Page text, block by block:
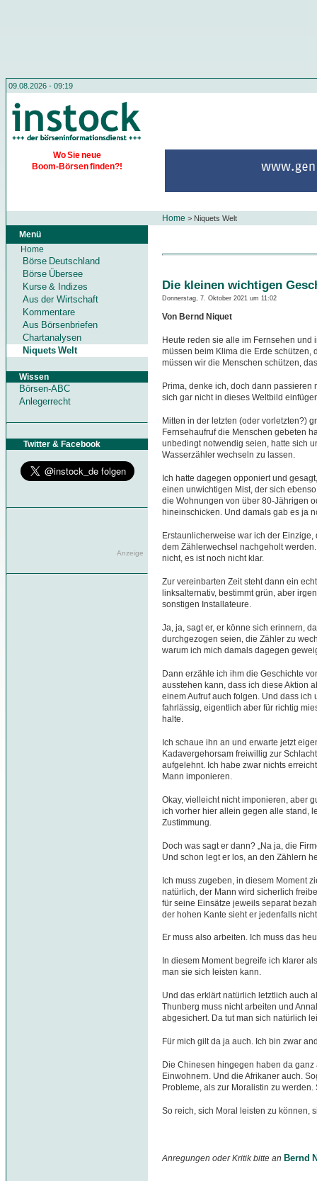
09.08.2026 - 09:19
Wo Sie neue
Boom-Börsen finden?!
Home > Niquets Welt
Menü
Home
Börse Deutschland
Börse Übersee
Kurse & Indizes
Aus der Wirtschaft
Kommentare
Aus Börsenbriefen
Chartanalysen
Niquets Welt
Wissen
Börsen-ABC
Anlegerrecht
Twitter & Facebook
Anzeige
Die kleinen wichtigen
Donnerstag, 7. Oktober 2021 um 11:02
Von Bernd Niquet
Heute reden sie alle im Fernsehen und
müssen beim Klima die Erde schützen,
müssen wir die Menschen schützen,
Prima, denke ich, doch dann
sich gar nicht in dieses Weltbild
Mitten in der letzten (oder vorletzten?)
Fernsehaufruf die Menschen gebeten
unbedingt notwendig seien, hatte sich
Wasserzähler wechseln zu lassen.
Ich hatte dagegen opponiert und
einen unwichtigen Mist, der sich
die Wohnungen von über 80-Jährigen
hineinschicken. Und damals gab es ja
Erstaunlicherweise war ich der
dem Zählerwechsel nachgeholt
nicht, es ist noch nicht klar.
Zur vereinbarten Zeit steht dann ein
linksalternativ, bestimmt grün, aber
sonstigen Installateure.
Ja, ja, sagt er, er könne sich erinnern,
durchgezogen seien, die Zähler zu
warum ich mich damals dagegen
Dann erzähle ich ihm die Geschichte
ausstehen kann, dass ich diese Aktion
einem Aufruf auch folgen. Und dass
fahrlässig, eigentlich aber für richtig
halte.
Ich schaue ihn an und erwarte jetzt
Kadavergehorsam freiwillig zur
aufgelehnt. Ich habe zwar nichts
Mann imponieren.
Okay, vielleicht nicht imponieren, aber
ich vorher hier allein gegen alle stand,
Zustimmung.
Doch was sagt er dann? „Na ja, die
Und schon legt er los, an den Zählern
Ich muss zugeben, in diesem Moment
natürlich, der Mann wird sicherlich
für seine Einsätze jeweils separat
der hohen Kante sieht er jedenfalls
Er muss also arbeiten. Ich muss das
In diesem Moment begreife ich klarer
man sie sich leisten kann.
Und das erklärt natürlich letztlich auch
Thunberg muss nicht arbeiten und
abgesichert. Da tut man sich natürlich
Für mich gilt da ja auch. Ich bin zwar
Die Chinesen hingegen haben da
Einwohnern. Und die Afrikaner auch.
Probleme, als zur Moralistin zu
So reich, sich Moral leisten zu können,
Anregungen oder Kritik bitte an Bernd